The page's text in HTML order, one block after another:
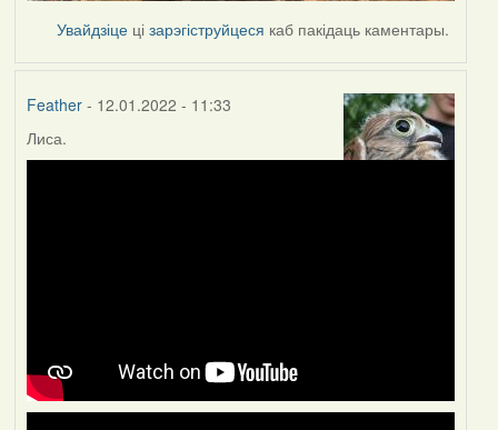
Увайдзіце цізарэгіструйцеся каб пакідаць каментары.
Feather- 12.01.2022 - 11:33
Лиса.